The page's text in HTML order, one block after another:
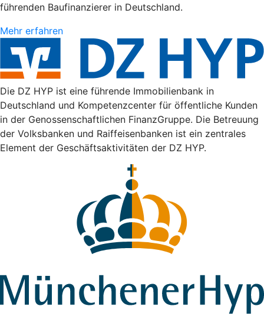
führenden Baufinanzierer in Deutschland.
Mehr erfahren
Die DZ HYP ist eine führende Immobilienbank in
Deutschland und Kompetenzcenter für öffentliche Kunden
in der Genossenschaftlichen FinanzGruppe. Die Betreuung
der Volksbanken und Raiffeisenbanken ist ein zentrales
Element der Geschäftsaktivitäten der DZ HYP.